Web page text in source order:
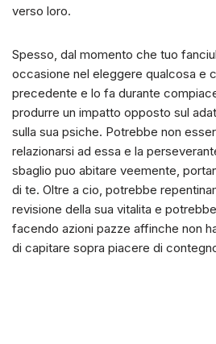
verso loro.
Spesso, dal momento che tuo
occasione nel eleggere qualcosa e
precedente e lo fa durante
produrre un impatto opposto sul
sulla sua psiche. Potrebbe non
relazionarsi ad essa e la
sbaglio puo abitare veemente,
di te. Oltre a cio, potrebbe
revisione della sua vitalita e
facendo azioni pazze affinche non
di capitare sopra piacere di